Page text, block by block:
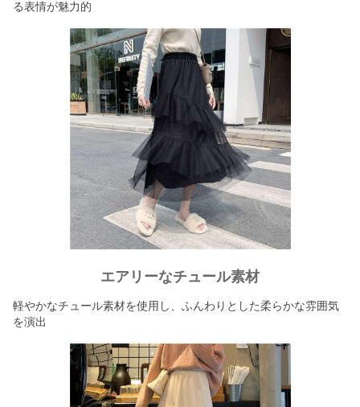
る表情が魅力的
エアリーなチュール素材
軽やかなチュール素材を使用し、ふんわりとした柔らかな雰囲気
を演出